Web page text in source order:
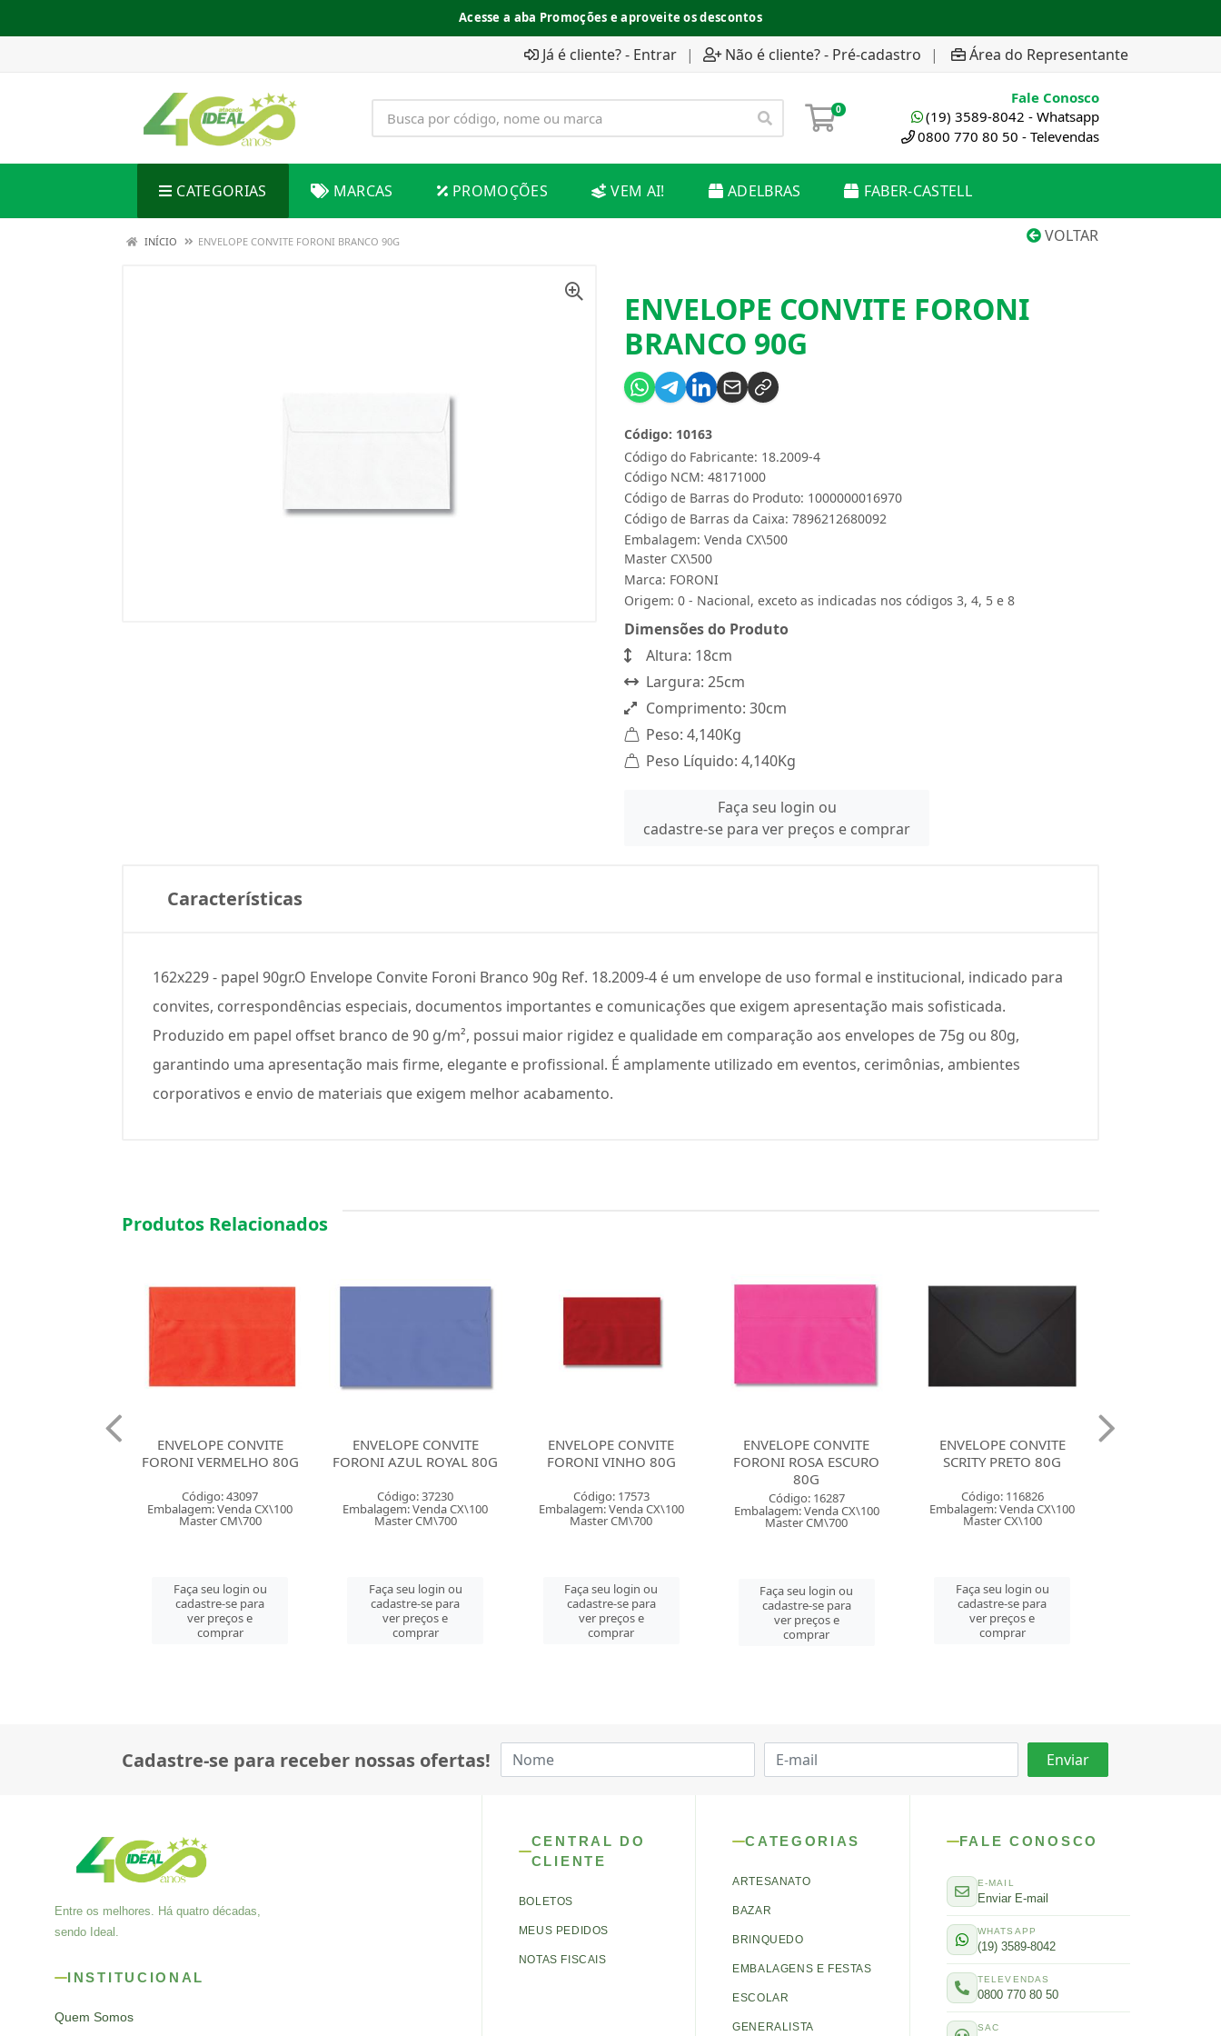
Acesse a aba Promoções e aproveite os descontos
Já é cliente? - Entrar | Não é cliente? - Pré-cadastro | Área do Representante
0
Fale Conosco
(19) 3589-8042 - Whatsapp
0800 770 80 50 - Televendas
CATEGORIAS MARCAS PROMOÇÕES VEM AI! ADELBRAS FABER-CASTELL
VOLTAR
INÍCIO ENVELOPE CONVITE FORONI BRANCO 90G
ENVELOPE CONVITE FORONI
BRANCO 90G
Código do Fabricante: 18.2009-4
Código: 10163
Código NCM: 48171000
Código de Barras do Produto: 1000000016970
Código de Barras da Caixa: 7896212680092
Embalagem: Venda CX\500
Master CX\500
Marca: FORONI
Origem: 0 - Nacional, exceto as indicadas nos códigos 3, 4, 5 e 8
Dimensões do Produto
Altura: 18cm
Largura: 25cm
Comprimento: 30cm
Peso: 4,140Kg
Peso Líquido: 4,140Kg
Faça seu login ou
cadastre-se para ver preços e comprar
Características
162x229 - papel 90gr.O Envelope Convite Foroni Branco 90g Ref. 18.2009-4 é um envelope de uso formal e institucional, indicado para
convites, correspondências especiais, documentos importantes e comunicações que exigem apresentação mais sofisticada.
Produzido em papel offset branco de 90 g/m², possui maior rigidez e qualidade em comparação aos envelopes de 75g ou 80g,
garantindo uma apresentação mais firme, elegante e profissional. É amplamente utilizado em eventos, cerimônias, ambientes
corporativos e envio de materiais que exigem melhor acabamento.
Produtos Relacionados
ENVELOPE CONVITE
FORONI AZUL ROYAL 80G
Código: 37230
Embalagem: Venda CX\100
Master CM\700
Faça seu login ou
cadastre-se para
ver preços e
comprar
ENVELOPE CONVITE
FORONI VINHO 80G
Código: 17573
Embalagem: Venda CX\100
Master CM\700
Faça seu login ou
cadastre-se para
ver preços e
comprar
ENVELOPE CONVITE
FORONI ROSA ESCURO
Código: 16287
Embalagem: Venda CX\100
Master CM\700
Faça seu login ou
cadastre-se para
ver preços e
comprar
ENVELOPE CONVITE
SCRITY PRETO 80G
Código: 116826
Embalagem: Venda CX\100
Master CX\100
Faça seu login ou
cadastre-se para
ver preços e
comprar
ENVELOPE CONVITE
SCRITY VERDE ESCURO
Código: 116825
Embalagem: Venda CX\100
Master CX\100
Faça seu login ou
cadastre-se para
ver preços e
comprar
Cadastre-se para receber nossas ofertas!
Entre os melhores. Há quatro décadas,
sendo Ideal.
INSTITUCIONAL
Quem Somos
CENTRAL DO
CLIENTE
BOLETOS
MEUS PEDIDOS
NOTAS FISCAIS
CATEGORIAS
ARTESANATO
BAZAR
BRINQUEDO
EMBALAGENS E FESTAS
ESCOLAR
GENERALISTA
FALE CONOSCO
E-MAIL
Enviar E-mail
WHATSAPP
(19) 3589-8042
TELEVENDAS
0800 770 80 50
SAC